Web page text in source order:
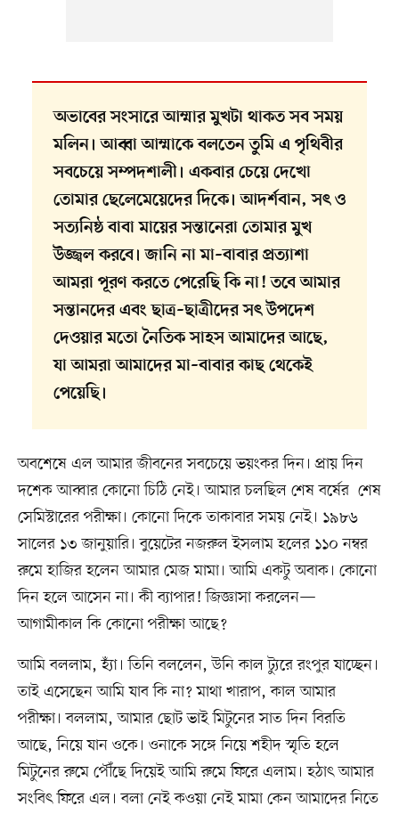
অভাবের সংসারে আম্মার মুখটা থাকত সব সময়
মলিন। আব্বা আম্মাকে বলতেন তুমি এ পৃথিবীর
সবচেয়ে সম্পদশালী। একবার চেয়ে দেখো
তোমার ছেলেমেয়েদের দিকে। আদর্শবান, সৎ ও
সত্যনিষ্ঠ বাবা মায়ের সন্তানেরা তোমার মুখ
উজ্জ্বল করবে। জানি না মা–বাবার প্রত্যাশা
আমরা পূরণ করতে পেরেছি কি না! তবে আমার
সন্তানদের এবং ছাত্র–ছাত্রীদের সৎ উপদেশ
দেওয়ার মতো নৈতিক সাহস আমাদের আছে,
যা আমরা আমাদের মা–বাবার কাছ থেকেই
পেয়েছি।
অবশেষে এল আমার জীবনের সবচেয়ে ভয়ংকর দিন। প্রায় দিন
দশেক আব্বার কোনো চিঠি নেই। আমার চলছিল শেষ বর্ষের শেষ
সেমিস্টারের পরীক্ষা। কোনো দিকে তাকাবার সময় নেই। ১৯৮৬
সালের ১৩ জানুয়ারি। বুয়েটের নজরুল ইসলাম হলের ১১০ নম্বর
রুমে হাজির হলেন আমার মেজ মামা। আমি একটু অবাক। কোনো
দিন হলে আসেন না। কী ব্যাপার! জিজ্ঞাসা করলেন—
আগামীকাল কি কোনো পরীক্ষা আছে?
আমি বললাম, হ্যাঁ। তিনি বললেন, উনি কাল ট্যুরে রংপুর যাচ্ছেন।
তাই এসেছেন আমি যাব কি না? মাথা খারাপ, কাল আমার
পরীক্ষা। বললাম, আমার ছোট ভাই মিটুনের সাত দিন বিরতি
আছে, নিয়ে যান ওকে। ওনাকে সঙ্গে নিয়ে শহীদ স্মৃতি হলে
মিটুনের রুমে পৌঁছে দিয়েই আমি রুমে ফিরে এলাম। হঠাৎ আমার
সংবিৎ ফিরে এল। বলা নেই কওয়া নেই মামা কেন আমাদের নিতে